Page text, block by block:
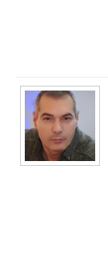
Dambovita
Dolj
Galati